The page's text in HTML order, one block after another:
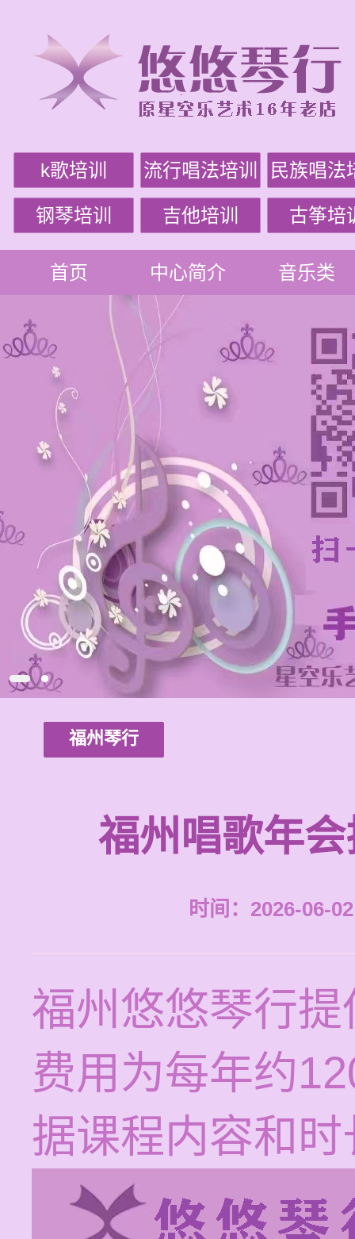
k歌培训 流行唱法培训 民族唱法
钢琴培训 吉他培训 古筝培
首页 中心简介 音乐类
福州琴行
福州唱歌年
时间：2026-06-
福州悠悠琴行
费用为每年约
据课程内容和